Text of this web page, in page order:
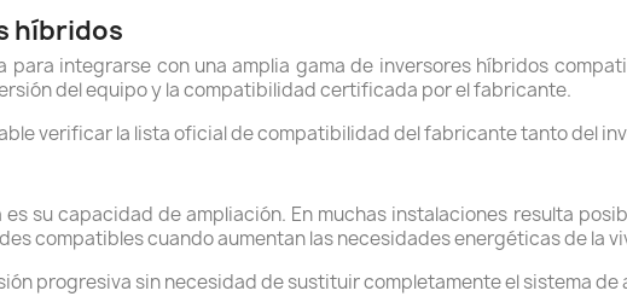
híbridos
para integrarse con una amplia gama de inversores híbridos
del equipo y la compatibilidad certificada por el fabricante.
verificar la lista oficial de compatibilidad del fabricante tanto del
su capacidad de ampliación. En muchas instalaciones resulta
compatibles cuando aumentan las necesidades energéticas de la
progresiva sin necesidad de sustituir completamente el sistema